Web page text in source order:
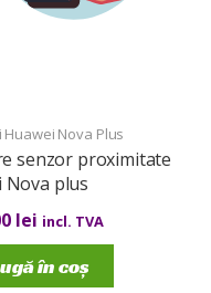
Huawei Nova Plus
senzor proximitate
Nova plus
lei incl. TVA
în coș